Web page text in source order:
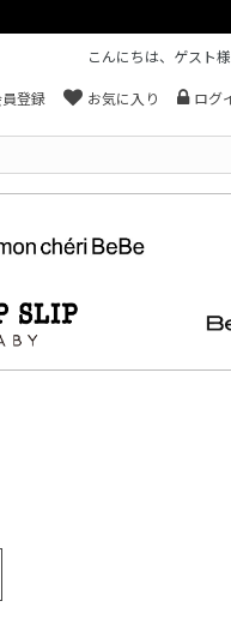
こんにちは、ゲスト様
登録 お気に入り ログ